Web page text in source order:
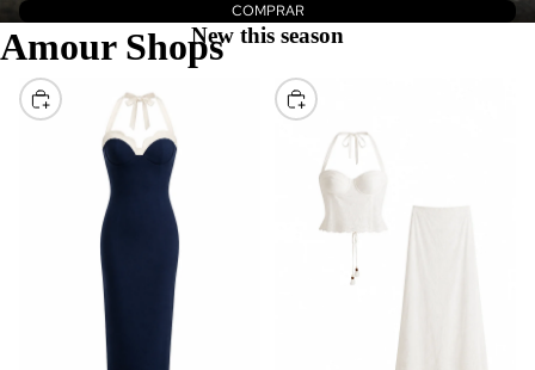
Amour Shops
COMPRAR
New this season
ELEGIR ELEGIR